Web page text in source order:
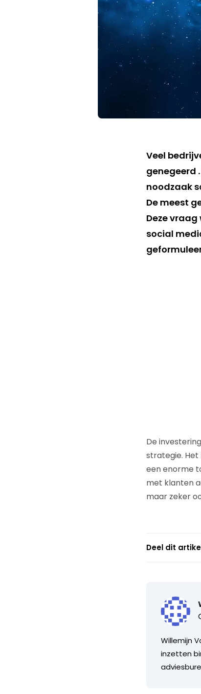
Veel
genegeerd .
noodzaak
De meest
Deze
social
De
strategie.
een enorme
met klanten
maar zeker
Deel dit
Willemijn
inzetten